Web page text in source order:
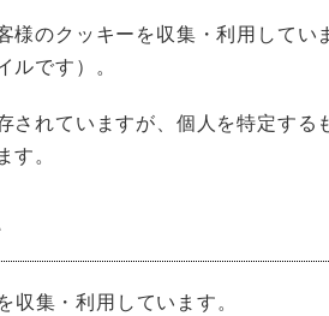
のクッキーを収集・利用して
ルです）。
されていますが、個人を特定す
す。
収集・利用しています。